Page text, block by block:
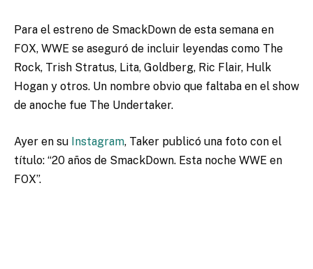
Para el estreno de SmackDown de esta semana en
FOX, WWE se aseguró de incluir leyendas como The
Rock, Trish Stratus, Lita, Goldberg, Ric Flair, Hulk
Hogan y otros. Un nombre obvio que faltaba en el show
de anoche fue The Undertaker.
Ayer en su Instagram, Taker publicó una foto con el
título: “20 años de SmackDown. Esta noche WWE en
FOX”.